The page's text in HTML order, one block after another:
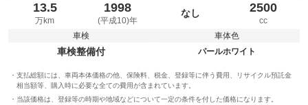
13.5
万km
1998
(平成10)年
なし 2500
cc
車検
車検整備付
車体色
パールホワイト
支払総額には、車両本体価格の他、保険料、税金、登録等に伴う費用、リサイクル預託金
相当額等、購入時に必要な全ての費用が含まれています。
当該価格は、登録等の時期や地域などについて一定の条件を付した価格になります。